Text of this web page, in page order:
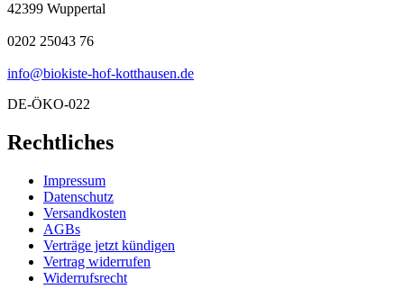
42399 Wuppertal
0202 25043 76
info@biokiste-hof-kotthausen.de
DE-ÖKO-022
Rechtliches
Impressum
Datenschutz
Versandkosten
AGBs
Verträge jetzt kündigen
Vertrag widerrufen
Widerrufsrecht